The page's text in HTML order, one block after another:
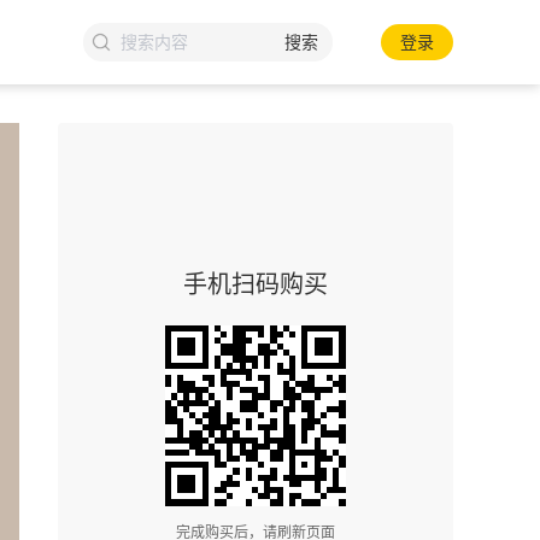
搜索 登录
手机扫码购买
完成购买后，请刷新页面